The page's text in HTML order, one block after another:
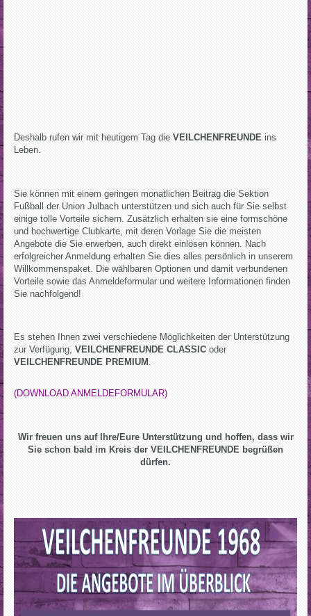
Deshalb rufen wir mit heutigem Tag die VEILCHENFREUNDE ins
Leben.
Sie können mit einem geringen monatlichen Beitrag die Sektion
Fußball der Union Julbach unterstützen und sich auch für Sie selbst
einige tolle Vorteile sichern. Zusätzlich erhalten sie eine formschöne
und hochwertige Clubkarte, mit deren Vorlage Sie die meisten
Angebote die Sie erwerben, auch direkt einlösen können. Nach
erfolgreicher Anmeldung erhalten Sie dies alles persönlich in unserem
Willkommenspaket. Die wählbaren Optionen und damit verbundenen
Vorteile sowie das Anmeldeformular und weitere Informationen finden
Sie nachfolgend!
Es stehen Ihnen zwei verschiedene Möglichkeiten der Unterstützung
zur Verfügung, VEILCHENFREUNDE CLASSIC oder
VEILCHENFREUNDE PREMIUM .
(DOWNLOAD ANMELDEFORMULAR)
Wir freuen uns auf Ihre/Eure Unterstützung und hoffen, dass wir
Sie schon bald im Kreis der VEILCHENFREUNDE begrüßen
dürfen.